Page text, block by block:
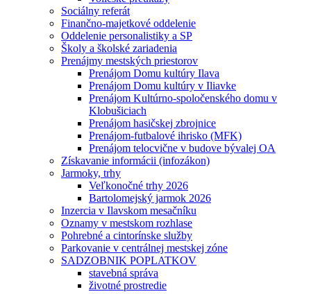
Sociálny referát
Finančno-majetkové oddelenie
Oddelenie personalistiky a SP
Školy a školské zariadenia
Prenájmy mestských priestorov
Prenájom Domu kultúry Ilava
Prenájom Domu kultúry v Iliavke
Prenájom Kultúrno-spoločenského domu v
Klobušiciach
Prenájom hasičskej zbrojnice
Prenájom-futbalové ihrisko (MFK)
Prenájom telocvične v budove bývalej OA
Získavanie informácii (infozákon)
Jarmoky, trhy
Veľkonočné trhy 2026
Bartolomejský jarmok 2026
Inzercia v Ilavskom mesačníku
Oznamy v mestskom rozhlase
Pohrebné a cintorínske služby
Parkovanie v centrálnej mestskej zóne
SADZOBNIK POPLATKOV
stavebná správa
životné prostredie